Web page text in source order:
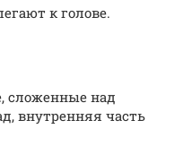
к голове.
сложенные над
внутренняя часть